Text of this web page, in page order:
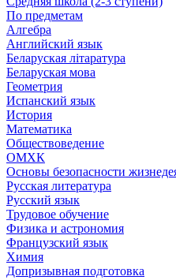
По предметам
Алгебра
Английский язык
Беларуская літаратура
Беларуская мова
Геометрия
Испанский язык
История
Математика
Обществоведение
ОМХК
Основы безопасности
Русская литература
Русский язык
Трудовое обучение
Физика и астрономия
Французский язык
Химия
Допризывная подготовка